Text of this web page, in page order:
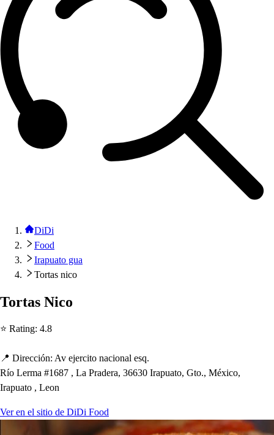
DiDi
Food
Irapuato gua
Tortas nico
Tortas Nico
⭐ Rating: 4.8
📍 Dirección: Av ejercito nacional esq.
Río Lerma #1687 , La Pradera, 36630 Irapuato, Gto., México,
Irapuato , Leon
Ver en el sitio de DiDi Food